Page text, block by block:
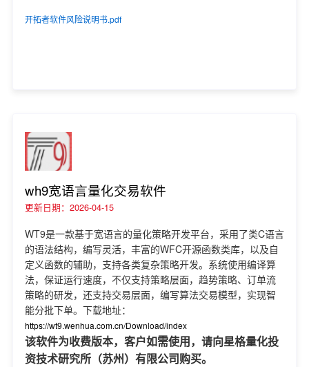
开拓者软件风险说明书.pdf
wh9宽语言量化交易软件
更新日期：2026-04-15
WT9是一款基于宽语言的量化策略开发平台，采用了类C语言
的语法结构，编写灵活，丰富的WFC开源函数类库，以及自
定义函数的辅助，支持各类复杂策略开发。系统使用编译算
法，保证运行速度，不仅支持策略层面，趋势策略、订单流
策略的研发，还支持交易层面，编写算法交易模型，实现智
能分批下单。下载地址：
https://wt9.wenhua.com.cn/Download/index
该软件为收费版本，客户如需使用，请向星格量化投
资技术研究所（苏州）有限公司购买。